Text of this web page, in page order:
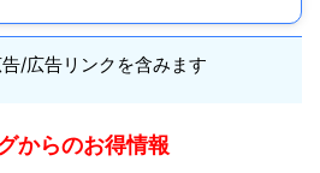
/広告リンクを含みます
からのお得情報